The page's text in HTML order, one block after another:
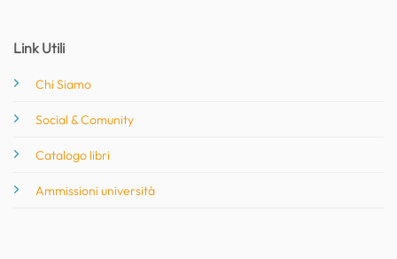
Link Utili
Chi Siamo
Social & Comunity
Catalogo libri
Ammissioni università